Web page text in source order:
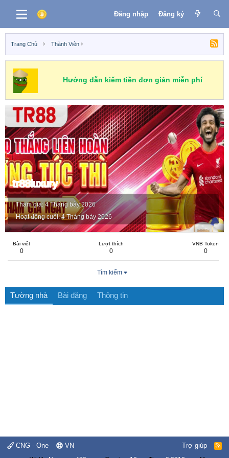
Đăng nhập Đăng ký
Trang Chủ Thành Viên
Hướng dẫn kiếm tiền đơn giản miễn phí
tr88luxury
Tham gia 4 Tháng bảy 2026
Hoạt động cuối 4 Tháng bảy 2026
Bài viết
0
Lượt thích
0
VNB Token
0
Tìm kiếm
Tường nhà Bài đăng Thông tin
CNG - One VN Trợ giúp
R